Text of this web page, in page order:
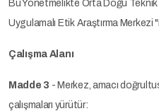
Bu Yönetmelikte Orta Doğu
Uygulamalı Etik Araştırma Merkezi
Çalışma Alanı
Madde 3 - Merkez, amacı
çalışmaları yürütür: